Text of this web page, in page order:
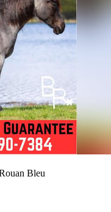
Bleu